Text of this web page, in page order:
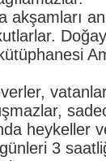
heykeller
3